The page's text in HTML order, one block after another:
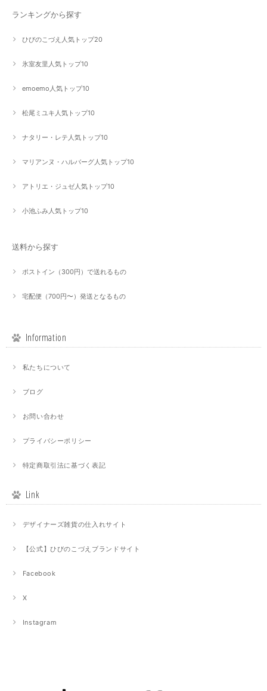
ランキングから探す
ひびのこづえ人気トップ20
氷室友里人気トップ10
emoemo人気トップ10
松尾ミユキ人気トップ10
ナタリー・レテ人気トップ10
マリアンヌ・ハルバーグ人気トップ10
アトリエ・ジュゼ人気トップ10
小池ふみ人気トップ10
送料から探す
ポストイン（300円）で送れるもの
宅配便（700円〜）発送となるもの
Information
私たちについて
ブログ
お問い合わせ
プライバシーポリシー
特定商取引法に基づく表記
Link
デザイナーズ雑貨の仕入れサイト
【公式】ひびのこづえブランドサイト
Facebook
X
Instagram